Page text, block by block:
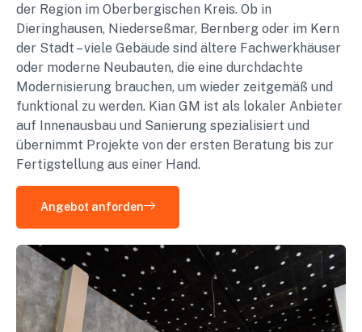
der Region im Oberbergischen Kreis. Ob in
Dieringhausen, Niederseßmar, Bernberg oder im Kern
der Stadt – viele Gebäude sind ältere Fachwerkhäuser
oder moderne Neubauten, die eine durchdachte
Modernisierung brauchen, um wieder zeitgemäß und
funktional zu werden. Kian GM ist als lokaler Anbieter
auf Innenausbau und Sanierung spezialisiert und
übernimmt Projekte von der ersten Beratung bis zur
Fertigstellung aus einer Hand.
Angebot anforden